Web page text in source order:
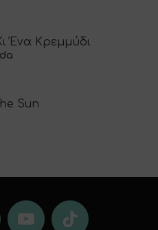
Ένα Κρεμμύδι
Sun